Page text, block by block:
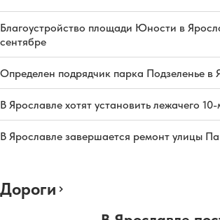
Благоустройство площади Юности в
сентябре
Определен подрядчик парка Подзеленье в
В Ярославле хотят установить лежачего
В Ярославле завершается ремонт улицы
Дороги